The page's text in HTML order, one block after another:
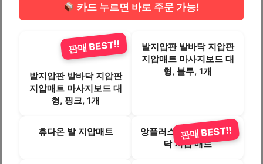
카드 누르면 바로 주문 가능!
판매 BEST!!
발지압판 발바닥 지압판
지압매트 마사지보드 대
형, 핑크, 1개
발지압판 발바닥 지압판
지압매트 마사지보드 대
형, 블루, 1개
휴다온 발 지압매트
앙플러스 혈액순환 발 바
닥 지압 매트
판매 BEST!!